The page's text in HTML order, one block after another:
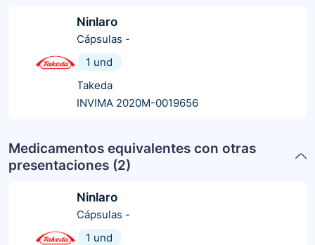
Ninlaro
Cápsulas -
1 und
Takeda
INVIMA 2020M-0019656
Medicamentos equivalentes con otras
presentaciones (2)
Ninlaro
Cápsulas -
1 und